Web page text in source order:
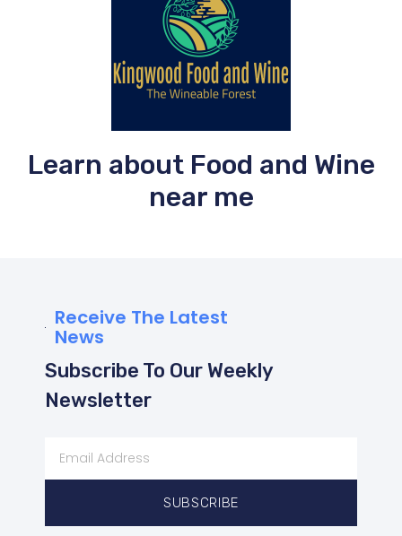
Learn about Food and Wine
near me
Receive The Latest
News
Subscribe To Our Weekly
Newsletter
SUBSCRIBE